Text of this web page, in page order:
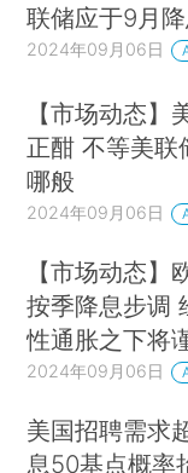
联储应于9月
2024年09月06日
【市场动态】
正酣 不等美联
哪般
2024年09月06日
【市场动态】
按季降息步调
性通胀之下将
2024年09月06日
美国招聘需求
息50基点概率